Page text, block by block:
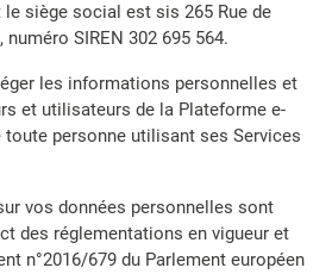
siège social est sis 265 Rue de
SIREN 302 695 564.
les informations personnelles et
et utilisateurs de la Plateforme e-
personne utilisant ses Services
vos données personnelles sont
des réglementations en vigueur et
n°2016/679 du Parlement européen